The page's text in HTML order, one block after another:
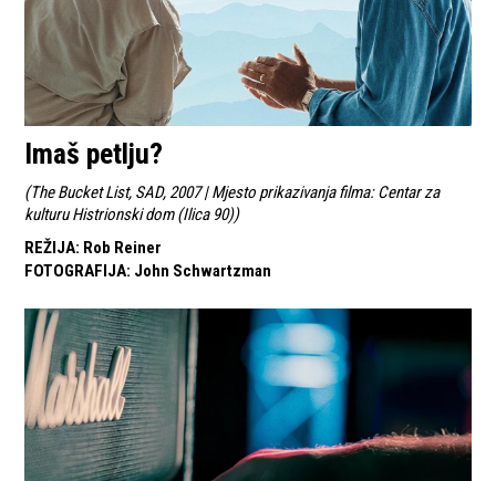
Imaš petlju?
(The Bucket List, SAD, 2007 | Mjesto prikazivanja filma: Centar za
kulturu Histrionski dom (Ilica 90))
REŽIJA: Rob Reiner
FOTOGRAFIJA: John Schwartzman